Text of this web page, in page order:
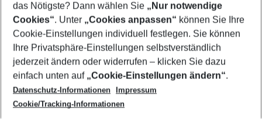
Footer
Footer navigation
Über uns
AGB
Cookie-Einstellungen ändern
Cookie-Richtlinie
Datenschutz
Service & Hilfe
Barrierefreies Reisen
Check-in
Folgen Sie uns
das Nötigste? Dann wählen Sie „Nur notwendige
Cookies“. Unter „Cookies anpassen“ können Sie Ihre
Cookie-Einstellungen individuell festlegen. Sie können
Ihre Privatsphäre-Einstellungen selbstverständlich
jederzeit ändern oder widerrufen – klicken Sie dazu
einfach unten auf „Cookie-Einstellungen ändern“.
Datenschutz-Informationen
Impressum
Cookie/Tracking-Informationen